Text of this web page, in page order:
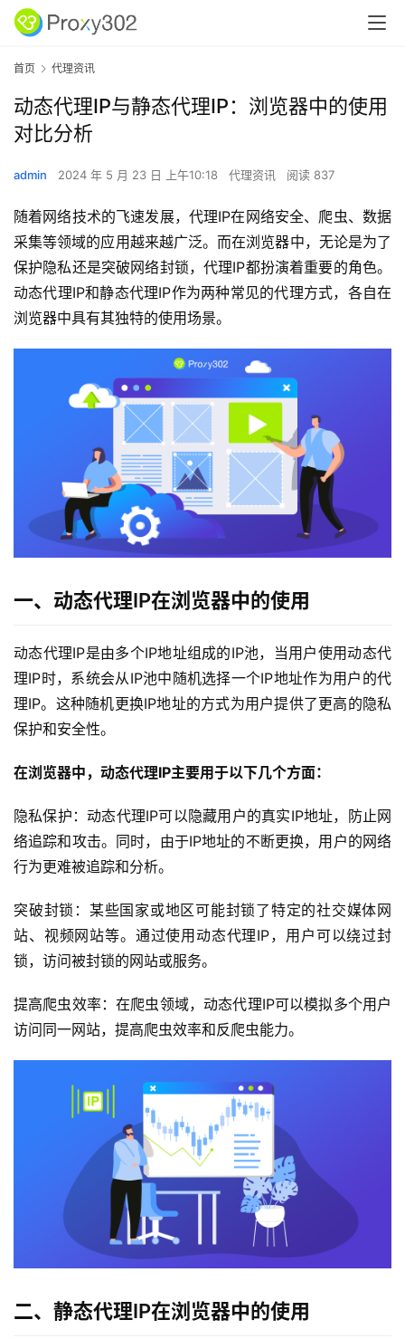
首页 代理资讯
动态代理IP与静态代理IP：浏览器中的使用
对比分析
admin 2024 年 5 月 23 日 上午10:18 代理资讯 阅读 837
随着网络技术的飞速发展，代理IP在网络安全、爬虫、数据
采集等领域的应用越来越广泛。而在浏览器中，无论是为了
保护隐私还是突破网络封锁，代理IP都扮演着重要的角色。
动态代理IP和静态代理IP作为两种常见的代理方式，各自在
浏览器中具有其独特的使用场景。
一、动态代理IP在浏览器中的使用
动态代理IP是由多个IP地址组成的IP池，当用户使用动态代
理IP时，系统会从IP池中随机选择一个IP地址作为用户的代
理IP。这种随机更换IP地址的方式为用户提供了更高的隐私
保护和安全性。
在浏览器中，动态代理IP主要用于以下几个方面：
隐私保护：动态代理IP可以隐藏用户的真实IP地址，防止网
络追踪和攻击。同时，由于IP地址的不断更换，用户的网络
行为更难被追踪和分析。
突破封锁：某些国家或地区可能封锁了特定的社交媒体网
站、视频网站等。通过使用动态代理IP，用户可以绕过封
锁，访问被封锁的网站或服务。
提高爬虫效率：在爬虫领域，动态代理IP可以模拟多个用户
访问同一网站，提高爬虫效率和反爬虫能力。
二、静态代理IP在浏览器中的使用